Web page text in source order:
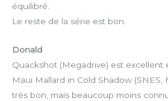
équilibré.
Le reste de la série est bon.
Donald
Quackshot (Megadrive) est excellent
Maui Mallard in Cold Shadow (SNES,
très bon, mais beaucoup moins